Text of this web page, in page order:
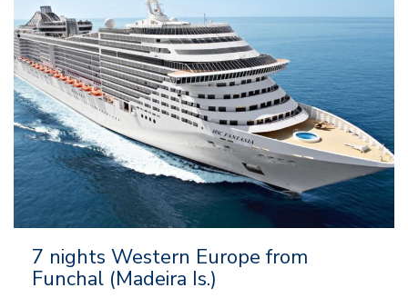
– Viss iekļauts
– Izklaide
– Uz kuģa aktivitātes
– Klubi bērniem un pusaudžiem
7 nights Western Europe from
Funchal (Madeira Is.)